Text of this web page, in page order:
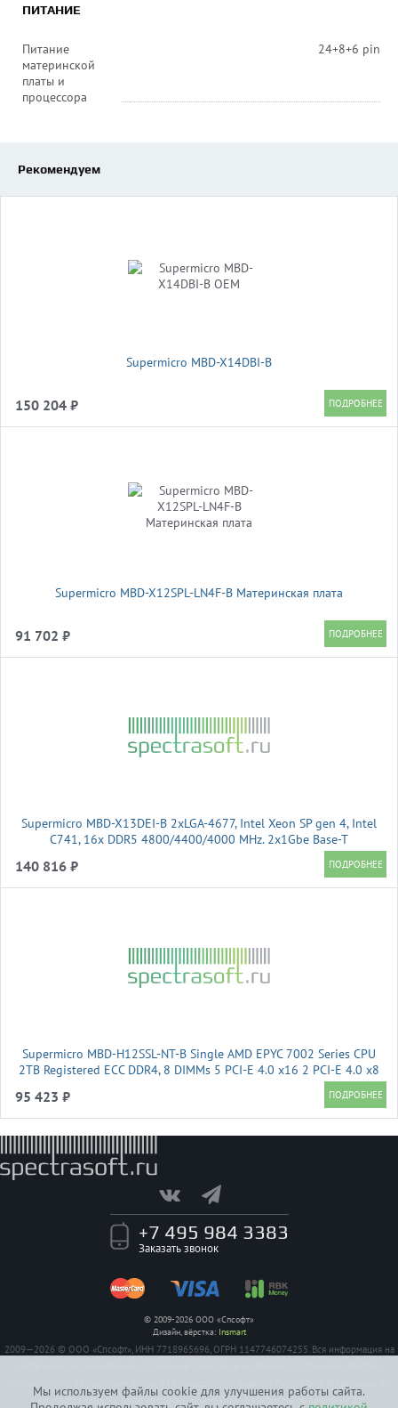
Мы используем файлы cookie для улучшения работы сайта.
ПИТАНИЕ
Питание
материнской
платы и
процессора
24+8+6 pin
Рекомендуем
Supermicro MBD-X14DBI-B
150 204 ₽
Supermicro MBD-X12SPL-LN4F-B Материнская плата
91 702 ₽
Supermicro MBD-X13DEI-B 2xLGA-4677, Intel Xeon SP gen 4, Intel
C741, 16x DDR5 4800/4400/4000 MHz. 2x1Gbe Base-T
BCM5720+1xMgmt LAN, 10xSATA3, 2xSATA-DOM, 6xUSB3, 4xPCI-
140 816 ₽
Supermicro MBD-H12SSL-NT-B Single AMD EPYC 7002 Series CPU
2TB Registered ECC DDR4, 8 DIMMs 5 PCI-E 4.0 x16 2 PCI-E 4.0 x8
2 M.2, 2 SlimSAS x8, Dual 10GBase-T LAN via Broadcom BCM57416
95 423 ₽
+7 495 984 3383
Заказать звонок
© 2009-2026 ООО «Спсофт»
Дизайн, вёрстка: Insmart
2009—2026 © ООО «Спсофт», ИНН 7718965696, ОГРН 1147746074255. Вся информация на
определяемой положением Статьи 437 Гражданского кодекса Российской Федерации. На
все заявленные на сайте авторизации имеются сертификаты полученные от